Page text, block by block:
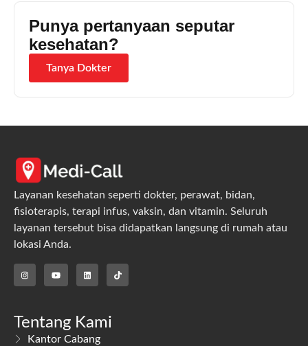
Punya pertanyaan seputar
kesehatan?
Tanya Dokter
Layanan kesehatan seperti dokter, perawat, bidan,
fisioterapis, terapi infus, vaksin, dan vitamin. Seluruh
layanan tersebut bisa didapatkan langsung di rumah atau
lokasi Anda.
Tentang Kami
Kantor Cabang